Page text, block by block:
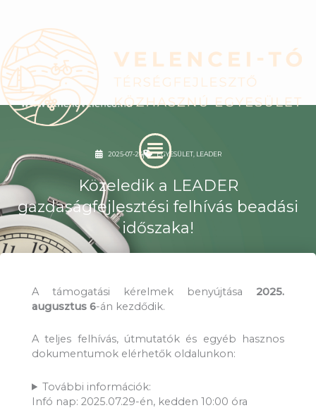
content
Menu
2025-07-24 EGYESÜLET, LEADER
Közeledik a LEADER
gazdaságfejlesztési felhívás beadási
időszaka!
A támogatási kérelmek benyújtása 2025.
augusztus 6-án kezdődik.
A teljes felhívás, útmutatók és egyéb hasznos
dokumentumok elérhetők oldalunkon:
További információk:
Infó nap: 2025.07.29-én, kedden 10:00 óra